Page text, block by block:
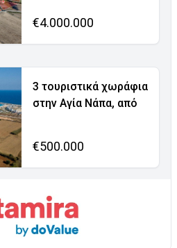
€4.000.000
3 τουριστικά χωράφια
στην Αγία Νάπα, από
€500.000